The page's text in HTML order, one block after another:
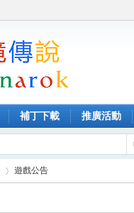
補丁下載 推廣活動
遊戲公告